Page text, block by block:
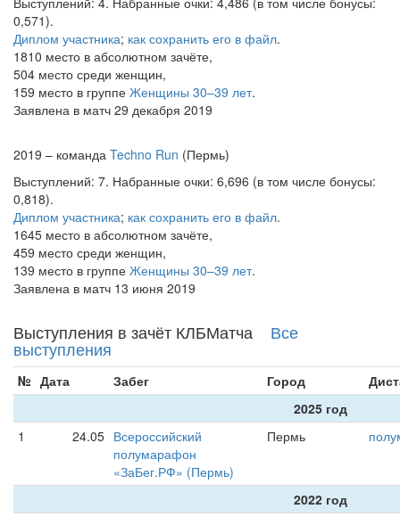
0,571).
Диплом участника; как сохранить его в файл.
1810 место в абсолютном зачёте,
504 место среди женщин,
159 место в группе Женщины 30–39 лет.
Заявлена в матч 29 декабря 2019
2019 – команда Techno Run (Пермь)
Выступлений: 7. Набранные очки: 6,696 (в том числе бонусы:
0,818).
Диплом участника; как сохранить его в файл.
1645 место в абсолютном зачёте,
459 место среди женщин,
139 место в группе Женщины 30–39 лет.
Заявлена в матч 13 июня 2019
Выступления в зачёт КЛБМатча Все
выступления
№ Дата Забег Город
2025 год
1
24.05 Всероссийский
полумарафон
«ЗаБег.РФ» (Пермь)
Пермь
2022 год